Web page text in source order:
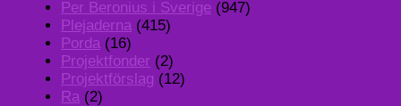
Per Beronius i Sverige (947)
Plejaderna (415)
Porda (16)
Projektfonder (2)
Projektförslag (12)
Ra (2)